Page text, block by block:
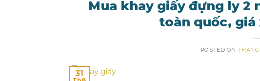
Mua khay giấy đựng ly 2
toàn quốc, giá
POSTED ON THÁNG
31